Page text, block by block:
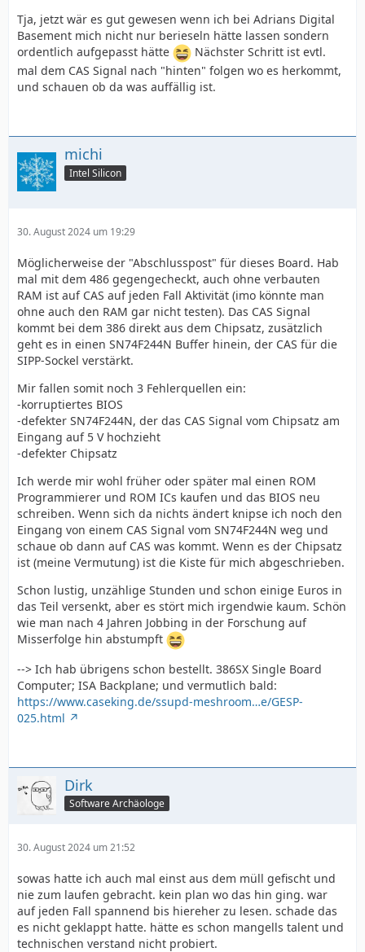
Tja, jetzt wär es gut gewesen wenn ich bei Adrians Digital
Basement mich nicht nur berieseln hätte lassen sondern
ordentlich aufgepasst hätte
Nächster Schritt ist evtl.
mal dem CAS Signal nach "hinten" folgen wo es herkommt,
und schauen ob da was auffällig ist.
michi
Intel Silicon
30. August 2024 um 19:29
Möglicherweise der "Abschlusspost" für dieses Board. Hab
mal mit dem 486 gegengecheckt, auch ohne verbauten
RAM ist auf CAS auf jeden Fall Aktivität (imo könnte man
ohne auch den RAM gar nicht testen). Das CAS Signal
kommt bei dem 386 direkt aus dem Chipsatz, zusätzlich
geht es in einen SN74F244N Buffer hinein, der CAS für die
SIPP-Sockel verstärkt.
Mir fallen somit noch 3 Fehlerquellen ein:
-korruptiertes BIOS
-defekter SN74F244N, der das CAS Signal vom Chipsatz am
Eingang auf 5 V hochzieht
-defekter Chipsatz
Ich werde mir wohl früher oder später mal einen ROM
Programmierer und ROM ICs kaufen und das BIOS neu
schreiben. Wenn sich da nichts ändert knipse ich noch den
Eingang von einem CAS Signal vom SN74F244N weg und
schaue ob dann auf CAS was kommt. Wenn es der Chipsatz
ist (meine Vermutung) ist die Kiste für mich abgeschrieben.
Schon lustig, unzählige Stunden und schon einige Euros in
das Teil versenkt, aber es stört mich irgendwie kaum. Schön
wie man nach 4 Jahren Jobbing in der Forschung auf
Misserfolge hin abstumpft
--> Ich hab übrigens schon bestellt. 386SX Single Board
Computer; ISA Backplane; und vermutlich bald:
https://www.caseking.de/ssupd-meshroom…e/GESP-
025.html
Dirk
Software Archäologe
30. August 2024 um 21:52
sowas hatte ich auch mal einst aus dem müll gefischt und
nie zum laufen gebracht. kein plan wo das hin ging. war
auf jeden Fall spannend bis hiereher zu lesen. schade das
es nicht geklappt hatte. hätte es schon mangells talent und
technischen verstand nicht probiert.